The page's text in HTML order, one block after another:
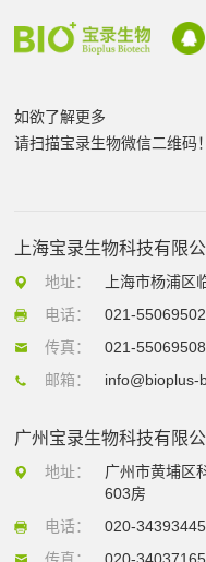
如欲了解更多
请扫描宝录生物微信二维码！
上海宝录生物科技有限公
地址：
上海市杨浦区
电话：
021-
传真：
021-
邮箱：
info@bioplus-
广州宝录生物科技有限公
地址：
广州市黄埔区
603房
电话：
020-34393445